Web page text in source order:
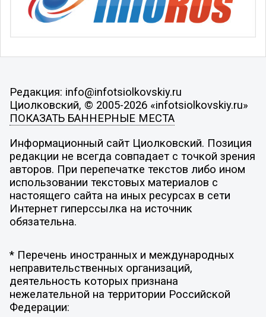
Редакция: info@infotsiolkovskiy.ru
Циолковский, © 2005-2026 «infotsiolkovskiy.ru»
ПОКАЗАТЬ БАННЕРНЫЕ МЕСТА
Информационный сайт Циолковский. Позиция
редакции не всегда совпадает с точкой зрения
авторов. При перепечатке текстов либо ином
использовании текстовых материалов с
настоящего сайта на иных ресурсах в сети
Интернет гиперссылка на источник
обязательна.
* Перечень иностранных и международных
неправительственных организаций,
деятельность которых признана
нежелательной на территории Российской
Федерации: